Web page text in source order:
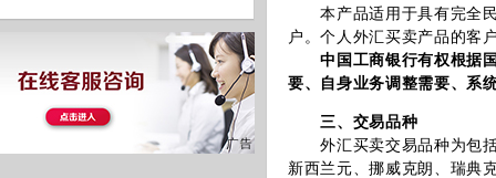
本产品适用于具有完全民
户。个人外汇买卖产品的客
中国工商银行有权根据
要、自身业务调整需要、系
三、交易品种
外汇买卖交易品种为包括
新西兰元、挪威克朗、瑞典